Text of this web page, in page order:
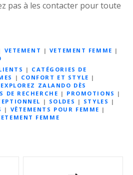
pas à les contacter pour toute
VETEMENT | VETEMENT FEMME |
| CATÉGORIES DE
| CONFORT ET STYLE |
EXPLOREZ ZALANDO DÈS
DE RECHERCHE | PROMOTIONS |
| SOLDES | STYLES |
| VÊTEMENTS POUR FEMME |
FEMME